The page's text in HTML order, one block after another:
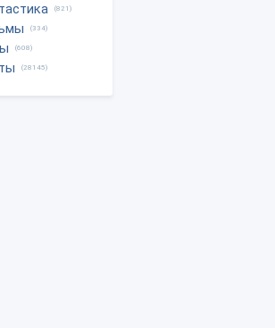
(821)
(334)
(608)
(28145)